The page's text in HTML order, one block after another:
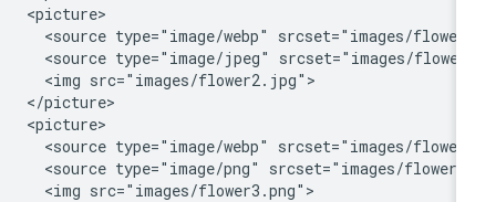
<picture>
<source type="image/webp" srcset="images/
<source type="image/jpeg" srcset="images/
  <img src="images/flower2.jpg">
</picture>
<picture>
<source type="image/webp" srcset="images/
<source type="image/png" srcset="images/
  <img src="images/flower3.png">